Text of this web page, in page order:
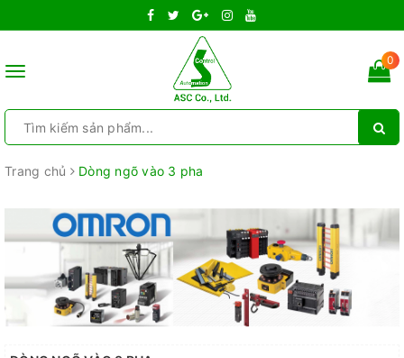
Toggle
0
Trang chủ Dòng ngõ vào 3 pha